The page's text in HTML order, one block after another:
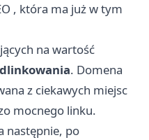
, która ma już w tym
na wartość
. Domena
z ciekawych miejsc
mocnego linku.
następnie, po